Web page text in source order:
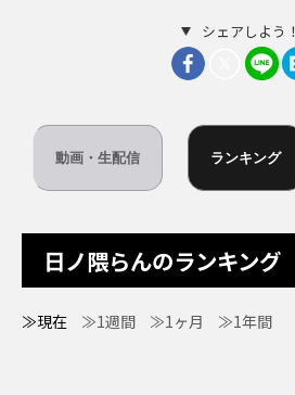
シェアしよう！
動画・生配信 ランキング
日ノ隈らんのランキング
≫現在 ≫1週間 ≫1ヶ月 ≫1年間